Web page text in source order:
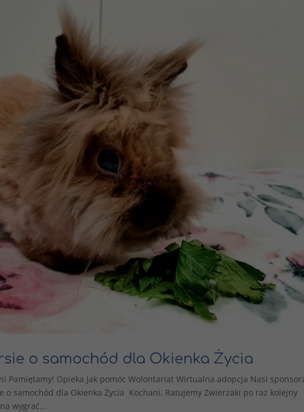
o samochód dla Okienka Życia
Pamiętamy! Opieka Jak pomóc Wolontariat Wirtualna adopcja Nasi
o samochód dla Okienka Życia Kochani, Ratujemy Zwierzaki po raz kolejny
wygrać...